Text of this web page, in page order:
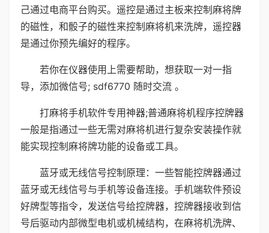
己通过电商平台购买。遥控是通过主板来控制麻将牌
的磁性，和骰子的磁性来控制麻将机来洗牌，遥控器
是通过你预先编好的程序。
若你在仪器使用上需要帮助，想获取一对一指
导，添加微信号; sdf6770 随时交流 。
打麻将手机软件专用神器;普通麻将机程序控牌器
一般是指通过一些无需对麻将机进行复杂安装操作就
能实现控制麻将牌功能的设备或工具。
蓝牙或无线信号控制原理：一些智能控牌器通过
蓝牙或无线信号与手机等设备连接。手机端软件预设
好牌型等指令，发送信号给控牌器，控牌器接收到信
号后驱动内部微型电机或机械结构，在麻将机洗牌、